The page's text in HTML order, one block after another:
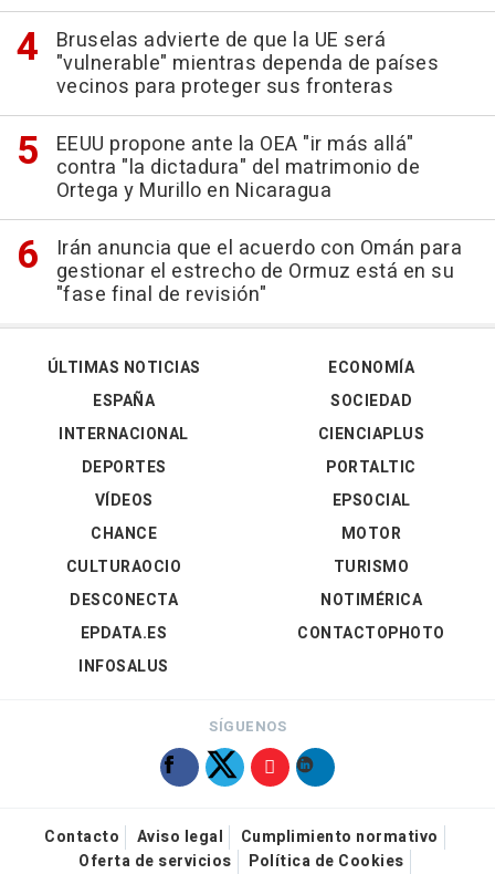
Bruselas advierte de que la UE será
"vulnerable" mientras dependa de países
vecinos para proteger sus fronteras
EEUU propone ante la OEA "ir más allá"
contra "la dictadura" del matrimonio de
Ortega y Murillo en Nicaragua
Irán anuncia que el acuerdo con Omán para
gestionar el estrecho de Ormuz está en su
"fase final de revisión"
ÚLTIMAS NOTICIAS
ESPAÑA
INTERNACIONAL
DEPORTES
VÍDEOS
ECONOMÍA
SOCIEDAD
CIENCIAPLUS
PORTALTIC
EPSOCIAL
CHANCE
CULTURAOCIO
DESCONECTA
EPDATA.ES
INFOSALUS
MOTOR
TURISMO
NOTIMÉRICA
CONTACTOPHOTO
SÍGUENOS
Contacto Aviso legal
Cumplimiento normativo
Oferta de servicios
Política de Cookies